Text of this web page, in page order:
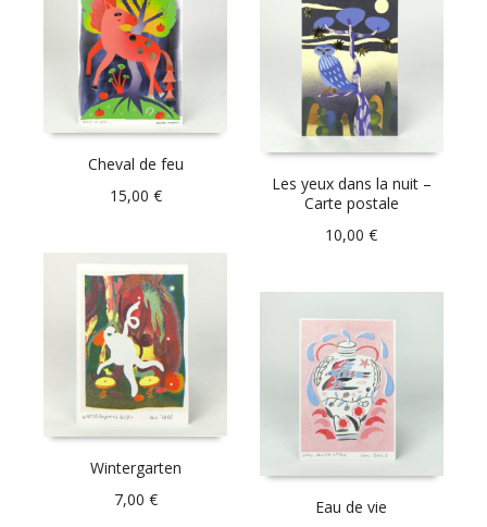
Cheval de feu
15,00 €
Les yeux dans la nuit –
Carte postale
10,00€
Wintergarten
7,00 €
Eau de vie